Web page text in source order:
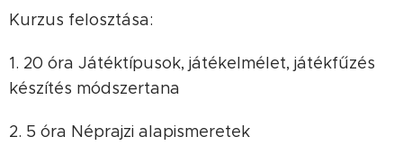
Kurzus felosztása:
1. 20 óra Játéktípusok, játékelmélet, játékfűzés
készítés módszertana
2. 5 óra Néprajzi alapismeretek